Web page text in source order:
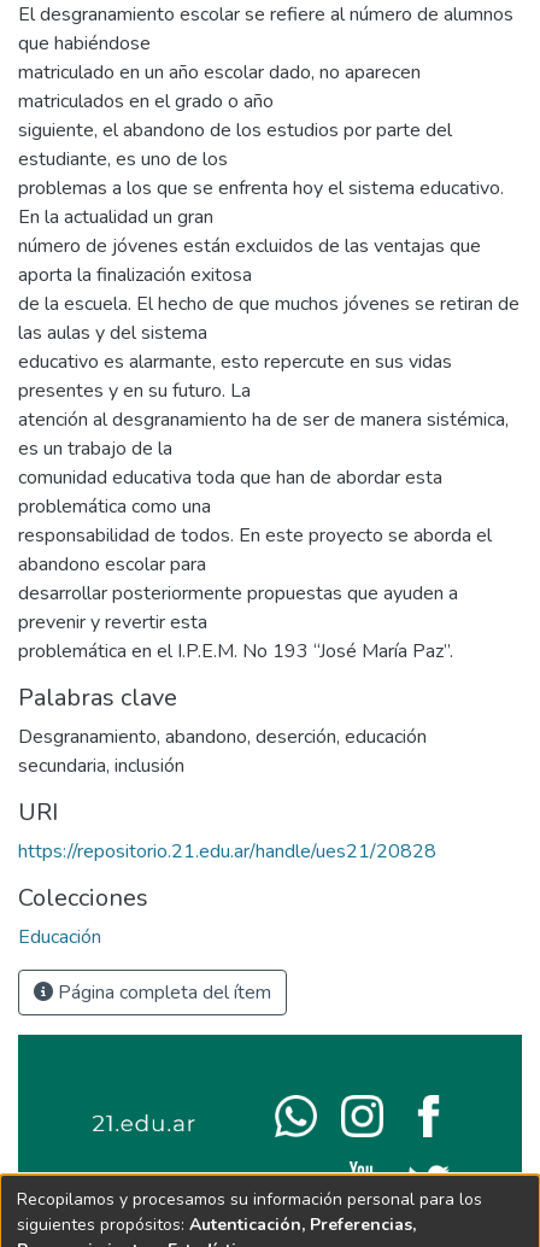
El desgranamiento escolar se refiere al número de alumnos
que habiéndose
matriculado en un año escolar dado, no aparecen
matriculados en el grado o año
siguiente, el abandono de los estudios por parte del
estudiante, es uno de los
problemas a los que se enfrenta hoy el sistema educativo.
En la actualidad un gran
número de jóvenes están excluidos de las ventajas que
aporta la finalización exitosa
de la escuela. El hecho de que muchos jóvenes se retiran de
las aulas y del sistema
educativo es alarmante, esto repercute en sus vidas
presentes y en su futuro. La
atención al desgranamiento ha de ser de manera sistémica,
es un trabajo de la
comunidad educativa toda que han de abordar esta
problemática como una
responsabilidad de todos. En este proyecto se aborda el
abandono escolar para
desarrollar posteriormente propuestas que ayuden a
prevenir y revertir esta
problemática en el I.P.E.M. No 193 “José María Paz”.
Palabras clave
Desgranamiento, abandono, deserción, educación
secundaria, inclusión
URI
https://repositorio.21.edu.ar/handle/ues21/20828
Colecciones
Educación
Página completa del ítem
Recopilamos y procesamos su información personal para los
siguientes propósitos: Autenticación, Preferencias,